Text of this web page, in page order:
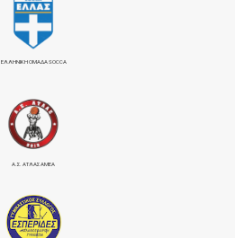
ΕΛΛΗΝΙΚΗ ΟΜΑΔΑ SOCCA
Α.Σ. ΑΤΛΑΣ ΑΜΕΑ